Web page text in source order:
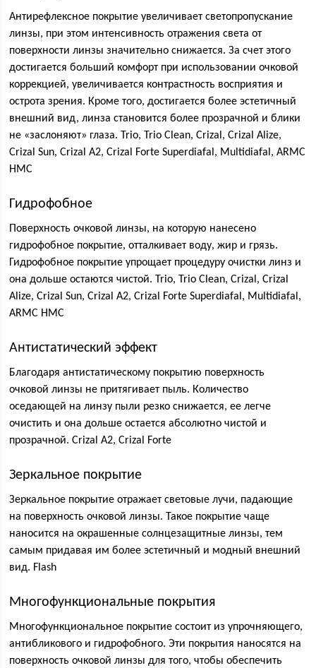
Антирефлексное покрытие увеличивает светопропускание
линзы, при этом интенсивность отражения света от
поверхности линзы значительно снижается. За счет этого
достигается больший комфорт при использовании очковой
коррекцией, увеличивается контрастность восприятия и
острота зрения. Кроме того, достигается более эстетичный
внешний вид, линза становится более прозрачной и блики
не «заслоняют» глаза. Trio, Trio Clean, Crizal, Crizal Alize,
Crizal Sun, Crizal A2, Crizal Forte Superdiafal, Multidiafal, ARMC
HMC
Гидрофобное
Поверхность очковой линзы, на которую нанесено
гидрофобное покрытие, отталкивает воду, жир и грязь.
Гидрофобное покрытие упрощает процедуру очистки линз и
она дольше остаются чистой. Trio, Trio Clean, Crizal, Crizal
Alize, Crizal Sun, Crizal A2, Crizal Forte Superdiafal, Multidiafal,
ARMC HMC
Антистатический эффект
Благодаря антистатическому покрытию поверхность
очковой линзы не притягивает пыль. Количество
оседающей на линзу пыли резко снижается, ее легче
очистить и она дольше остается абсолютно чистой и
прозрачной. Crizal A2, Crizal Forte
Зеркальное покрытие
Зеркальное покрытие отражает световые лучи, падающие
на поверхность очковой линзы. Такое покрытие чаще
наносится на окрашенные солнцезащитные линзы, тем
самым придавая им более эстетичный и модный внешний
вид. Flash
Многофункциональные покрытия
Многофункциональное покрытие состоит из упрочняющего,
антибликового и гидрофобного. Эти покрытия наносятся на
поверхность очковой линзы для того, чтобы обеспечить